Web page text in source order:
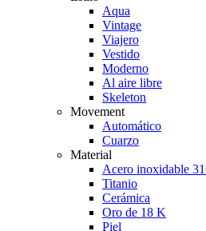
Aqua
Vintage
Viajero
Vestido
Moderno
Al aire libre
Skeleton
Movement
Automático
Cuarzo
Material
Acero inoxidable
Titanio
Cerámica
Oro de 18 K
Piel